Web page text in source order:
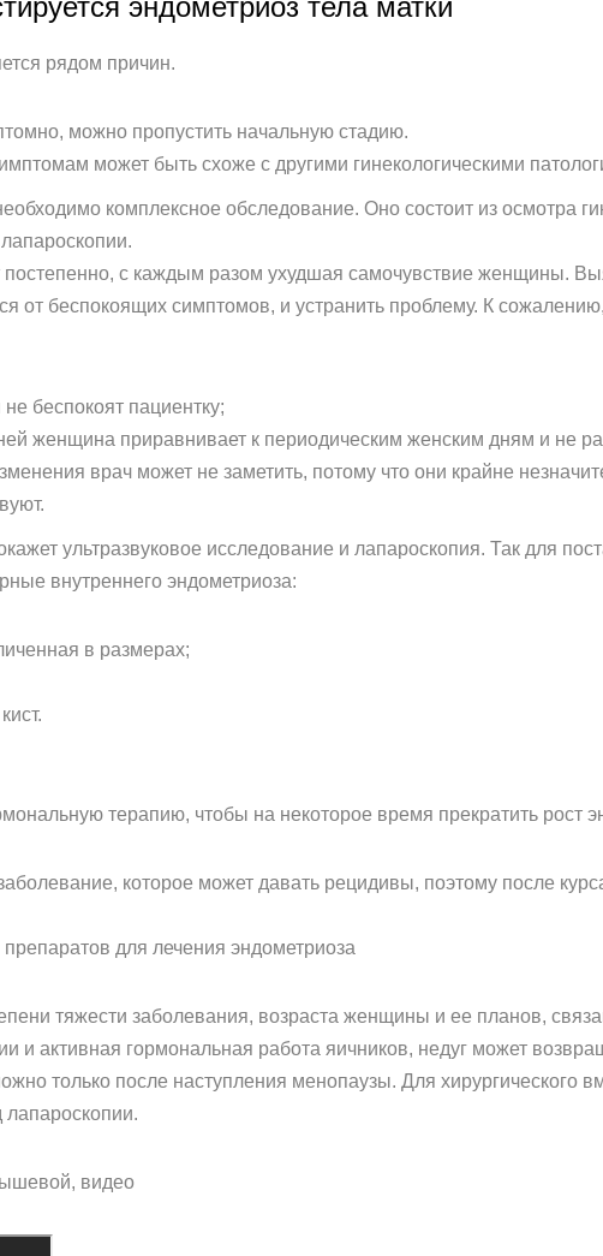
эндометриоз тела матки
рядом причин.
можно пропустить начальную стадию.
может быть схоже с другими гинекологическими
комплексное обследование. Оно состоит из осмотра
постепенно, с каждым разом ухудшая самочувствие женщины.
от беспокоящих симптомов, и устранить проблему. К
беспокоят пациентку;
женщина приравнивает к периодическим женским дням и не
врач может не заметить, потому что они крайне
ультразвуковое исследование и лапароскопия. Так для
внутреннего эндометриоза:
в размерах;
терапию, чтобы на некоторое время прекратить рост
которое может давать рецидивы, поэтому после
для лечения эндометриоза
тяжести заболевания, возраста женщины и ее планов,
и активная гормональная работа яичников, недуг может
только после наступления менопаузы. Для хирургического
видео